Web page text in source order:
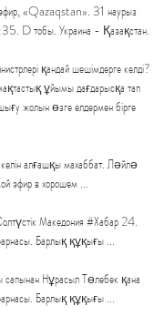
«Qazaqstan». 31 наурыз
D тобы. Украина - Қазақстан.
қандай шешімдерге келді?
ұйымы дағдарысқа тап
жолын өзге елдермен бірге
алғашқы махаббат. Ләйлә
эфир в хорошем ...
Македония #Хабар 24.
Барлық құқығы ...
Нұрасыл Төлебек қана
Барлық құқығы ...